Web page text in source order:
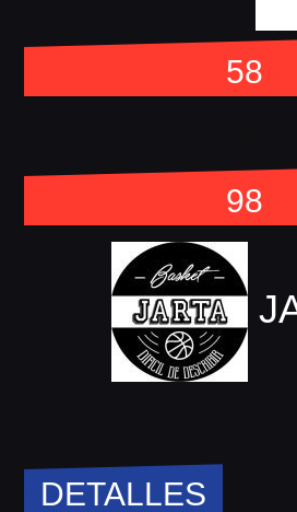
58
98
DETALLES